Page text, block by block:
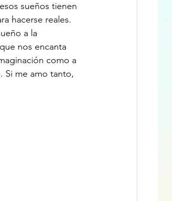
sueños tienen
hacerse reales.
a la
nos encanta
como a
Si me amo tanto,